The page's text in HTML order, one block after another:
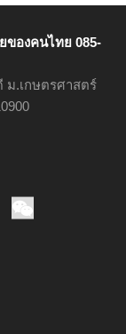
องคนไทย 085-
ม.เกษตรศาสตร์